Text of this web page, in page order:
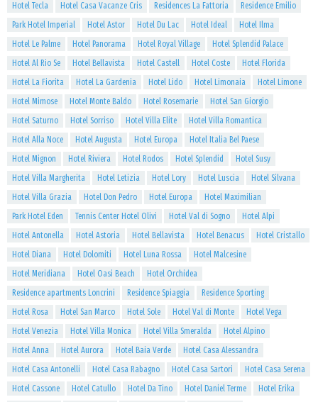
Hotel Tecla
Hotel Casa Vacanze Cris Residences La Fattoria
Residence Emilio
Park Hotel Imperial
Hotel Astor Hotel Du Lac Hotel Ideal
Hotel Ilma
Hotel Le Palme
Hotel Panorama Hotel Royal Village
Hotel Splendid Palace
Hotel Al Rio Se
Hotel Bellavista Hotel Castell Hotel Coste
Hotel Florida
Hotel La Fiorita
Hotel La Gardenia Hotel Lido Hotel Limonaia
Hotel Limone
Hotel Mimose
Hotel Monte Baldo Hotel Rosemarie
Hotel San Giorgio
Hotel Saturno
Hotel Sorriso Hotel Villa Elite
Hotel Villa Romantica
Hotel Alla Noce
Hotel Augusta Hotel Europa
Hotel Italia Bel Paese
Hotel Mignon
Hotel Riviera Hotel Rodos Hotel Splendid
Hotel Susy
Hotel Villa Margherita
Hotel Letizia Hotel Lory Hotel Luscia
Hotel Silvana
Hotel Villa Grazia
Hotel Don Pedro Hotel Europa
Hotel Maximilian
Park Hotel Eden
Tennis Center Hotel Olivi Hotel Val di Sogno
Hotel Alpi
Hotel Antonella
Hotel Astoria Hotel Bellavista Hotel Benacus
Hotel Cristallo
Hotel Diana
Hotel Dolomiti Hotel Luna Rossa
Hotel Malcesine
Hotel Meridiana
Hotel Oasi Beach
Hotel Orchidea
Residence apartments Loncrini
Residence Spiaggia
Residence Sporting
Hotel Rosa
Hotel San Marco Hotel Sole Hotel Val di Monte
Hotel Vega
Hotel Venezia
Hotel Villa Monica Hotel Villa Smeralda
Hotel Alpino
Hotel Anna
Hotel Aurora Hotel Baia Verde
Hotel Casa Alessandra
Hotel Casa Antonelli
Hotel Casa Rabagno Hotel Casa Sartori
Hotel Casa Serena
Hotel Cassone
Hotel Catullo Hotel Da Tino Hotel Daniel Terme
Hotel Erika